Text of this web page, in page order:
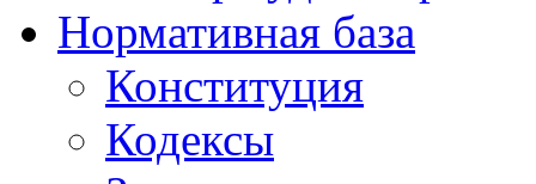
Нормативная база
Конституция
Кодексы